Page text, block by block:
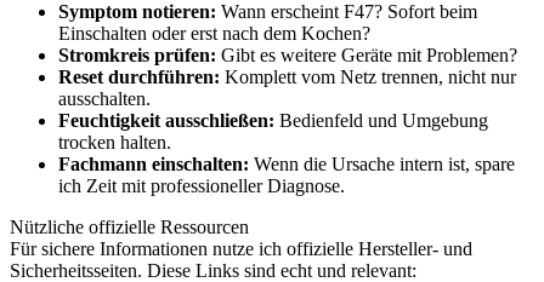
Symptom notieren: Wann erscheint F47? Sofort beim
Einschalten oder erst nach dem Kochen?
Stromkreis prüfen: Gibt es weitere Geräte mit Problemen?
Reset durchführen: Komplett vom Netz trennen, nicht nur
ausschalten.
Feuchtigkeit ausschließen: Bedienfeld und Umgebung
trocken halten.
Fachmann einschalten: Wenn die Ursache intern ist, spare
ich Zeit mit professioneller Diagnose.
Nützliche offizielle Ressourcen
Für sichere Informationen nutze ich offizielle Hersteller- und
Sicherheitsseiten. Diese Links sind echt und relevant: